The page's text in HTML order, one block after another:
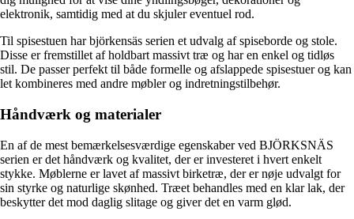
elektronik, samtidig med at du skjuler eventuel rod.
Til spisestuen har björkensäs serien et udvalg af spiseborde og stole.
Disse er fremstillet af holdbart massivt træ og har en enkel og tidløs
stil. De passer perfekt til både formelle og afslappede spisestuer og kan
let kombineres med andre møbler og indretningstilbehør.
Håndværk og materialer
En af de mest bemærkelsesværdige egenskaber ved BJÖRKSNÄS
serien er det håndværk og kvalitet, der er investeret i hvert enkelt
stykke. Møblerne er lavet af massivt birketræ, der er nøje udvalgt for
sin styrke og naturlige skønhed. Træet behandles med en klar lak, der
beskytter det mod daglig slitage og giver det en varm glød.